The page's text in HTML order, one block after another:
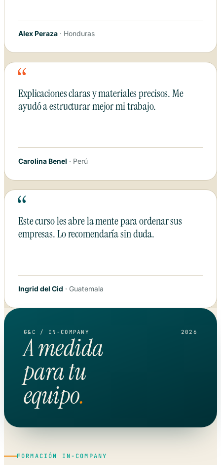
Alex Peraza · Honduras
“
Explicaciones claras y materiales precisos. Me
ayudó a estructurar mejor mi trabajo.
Carolina Benel · Perú
“
Este curso les abre la mente para ordenar sus
empresas. Lo recomendaría sin duda.
Ingrid del Cid · Guatemala
G&C / IN-COMPANY 2026
A medida
para tu
equipo.
FORMACIÓN IN-COMPANY